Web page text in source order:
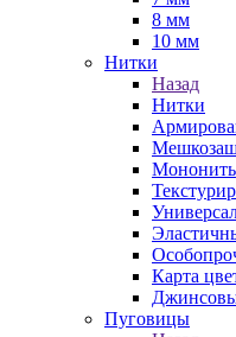
8 мм
10 мм
Нитки
Назад
Нитки
Мононить
Карта
Пуговицы